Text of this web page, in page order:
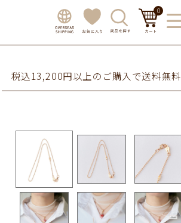
0
税込13,200円以上のご購入で送料無料